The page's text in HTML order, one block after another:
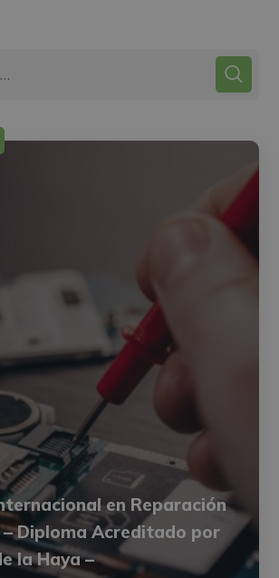
en Reparación
– Diploma Acreditado por
la Haya –